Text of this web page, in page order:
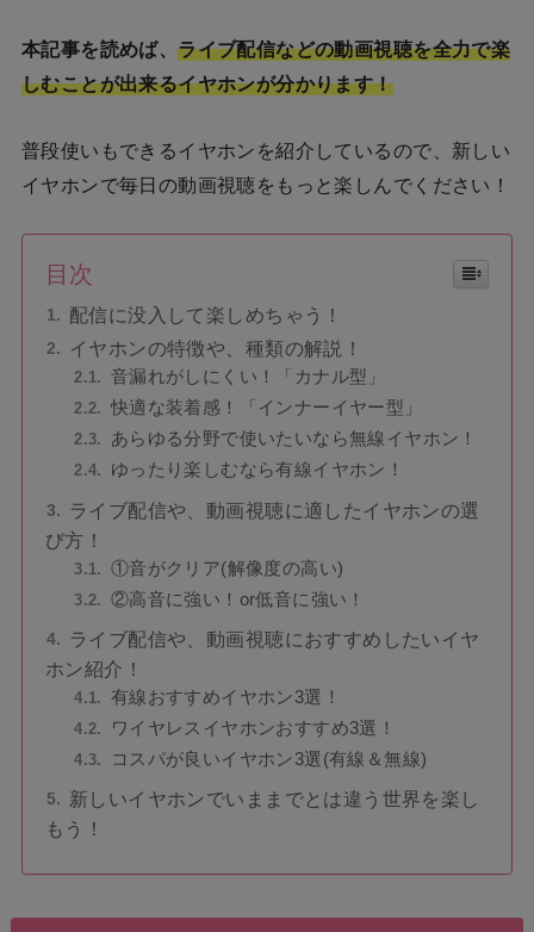
本記事を読めば、ライブ配信などの動画視聴を全力で楽
しむことが出来るイヤホンが分かります！
普段使いもできるイヤホンを紹介しているので、新しい
イヤホンで毎日の動画視聴をもっと楽しんでください！
目次
配信に没入して楽しめちゃう！
イヤホンの特徴や、種類の解説！
音漏れがしにくい！「カナル型」
快適な装着感！「インナーイヤー型」
あらゆる分野で使いたいなら無線イヤホン！
ゆったり楽しむなら有線イヤホン！
ライブ配信や、動画視聴に適したイヤホンの選
び方！
①音がクリア(解像度の高い)
②高音に強い！or低音に強い！
ライブ配信や、動画視聴におすすめしたいイヤ
ホン紹介！
有線おすすめイヤホン3選！
ワイヤレスイヤホンおすすめ3選！
コスパが良いイヤホン3選(有線＆無線)
新しいイヤホンでいままでとは違う世界を楽し
もう！